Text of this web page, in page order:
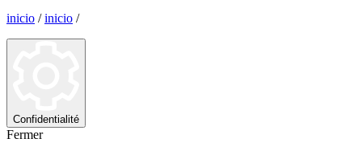
inicio /inicio /
Confidentialité
Fermer